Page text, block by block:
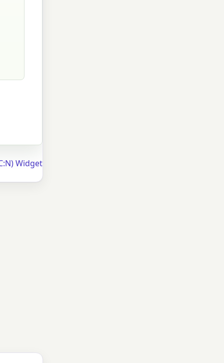
Widget